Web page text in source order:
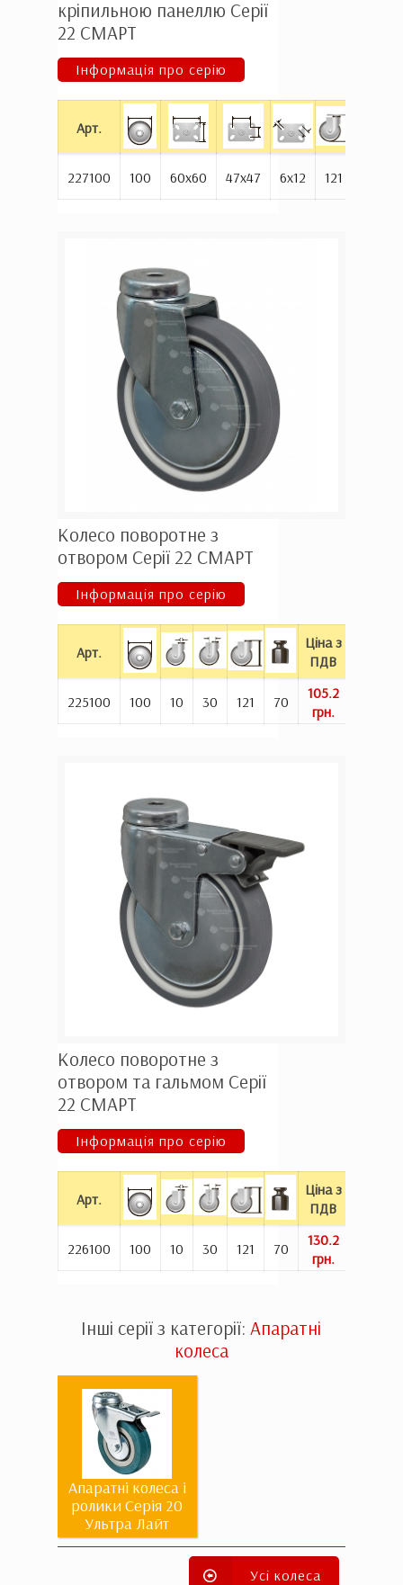
кріпильною панеллю Серії
22 СМАРТ
Інформація про серію
Арт.
227100 100 60х60 47х47 6х12 121
Колесо поворотне з
отвором Серії 22 СМАРТ
Інформація про серію
Арт.
Ціна з
ПДВ
225100 100 10 30 121 70
105.2
грн.
Колесо поворотне з
отвором та гальмом Серії
22 СМАРТ
Інформація про серію
Арт.
Ціна з
ПДВ
226100 100 10 30 121 70
130.2
грн.
Інші серії з категорії: Апаратні
колеса
Апаратні колеса і
ролики Серія 20
Ультра Лайт
Усі колеса